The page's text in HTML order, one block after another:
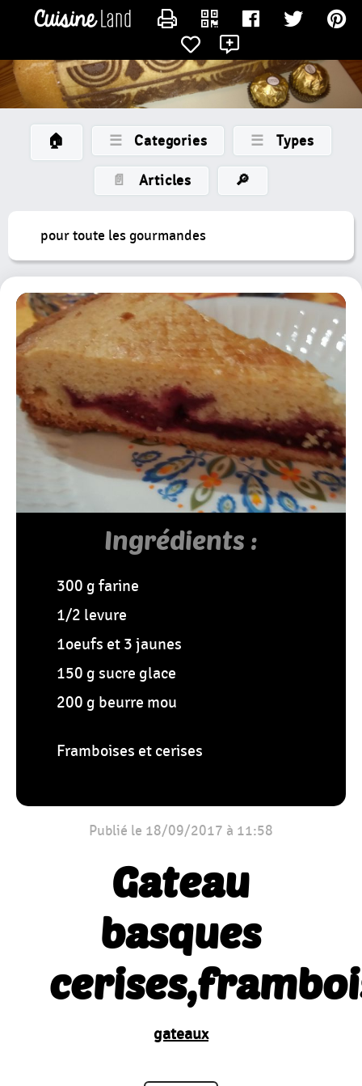
🏠 ☰ Categories ☰ Types
📄 Articles 🔎
CATÉGORIES
Toutes
Les
Recettes
Gateaux
Tarte
Nouvelle
Catégorie
Tartelette
Tous
Les
Articles
pour toute les gourmandes
Ingrédients :
300 g farine
1/2 levure
1oeufs et 3 jaunes
150 g sucre glace
200 g beurre mou
Framboises et cerises
Publié le 18/09/2017 à 11:58
Gateau
basques
gateaux
CONTACTER LAMERECOTCOT